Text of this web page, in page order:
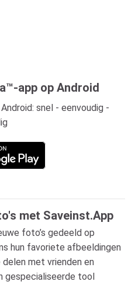
app op Android
snel - eenvoudig -
met Saveinst.App
foto’s gedeeld op
hun favoriete afbeeldingen
met vrienden en
gespecialiseerde tool